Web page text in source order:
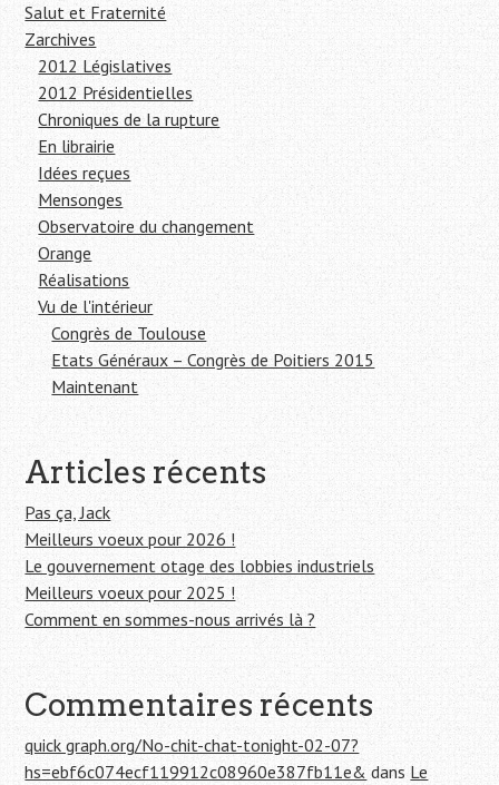
Salut et Fraternité
Zarchives
2012 Législatives
2012 Présidentielles
Chroniques de la rupture
En librairie
Idées reçues
Mensonges
Observatoire du changement
Orange
Réalisations
Vu de l'intérieur
Congrès de Toulouse
Etats Généraux – Congrès de Poitiers 2015
Maintenant
Articles récents
Pas ça, Jack
Meilleurs voeux pour 2026 !
Le gouvernement otage des lobbies industriels
Meilleurs voeux pour 2025 !
Comment en sommes-nous arrivés là ?
Commentaires récents
quick graph.org/No-chit-chat-tonight-02-07?
hs=ebf6c074ecf119912c08960e387fb11e&dans Le